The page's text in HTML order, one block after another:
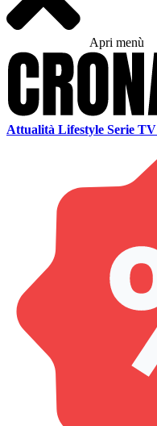
Apri menù
Attualità Lifestyle Serie TV